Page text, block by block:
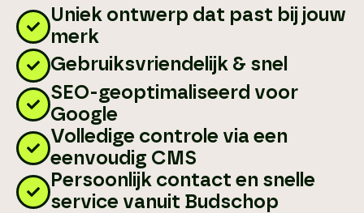
Uniek ontwerp dat past bij jouw
merk
Gebruiksvriendelijk & snel
SEO-geoptimaliseerd voor
Google
Volledige controle via een
eenvoudig CMS
Persoonlijk contact en snelle
service vanuit Budschop